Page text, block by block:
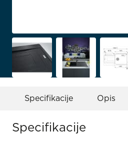
Specifikacije Opis
Specifikacije